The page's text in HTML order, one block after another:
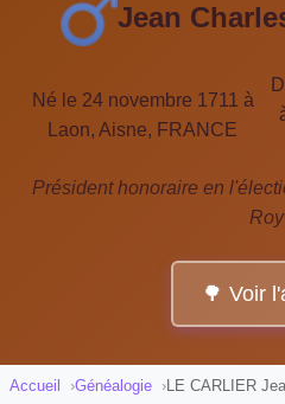
Jean
Né le 24 novembre 1711 à
Laon, Aisne, FRANCE
Président honoraire en
Roy
🌳 Voir
Accueil Généalogie LE CARLIER